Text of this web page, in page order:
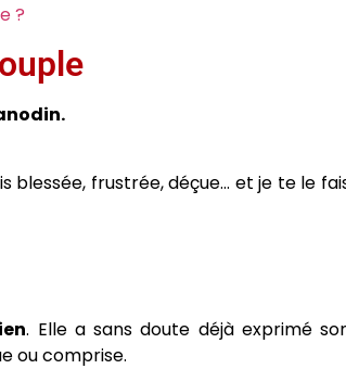
?
blessée, frustrée, déçue… et je te le
. Elle a sans doute déjà exprimé
ou comprise.